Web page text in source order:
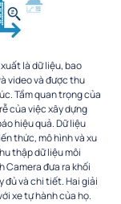
là dữ liệu, bao
video và được thu
Tầm quan trọng của
của việc xây dựng
hiệu quả. Dữ liệu
thức, mô hình và xu
thập dữ liệu môi
Camera đưa ra khối
đủ và chi tiết. Hai giải
xe tự hành của họ.